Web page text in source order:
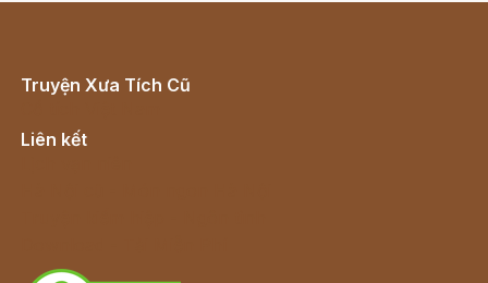
Truyện Xưa Tích Cũ
Liên kết